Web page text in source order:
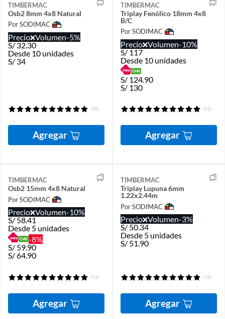
TIMBERMAC
Osb2 8mm 4x8 Natural
Por SODIMAC
Precio Volumen-5%
S/32.30
Desde 10 unidades
S/ 34
(20)
Agregar
TIMBERMAC
Triplay Fenólico 18mm 4x8
B/C
Por SODIMAC
Precio Volumen-10%
S/117
Desde 10 unidades
S/ 124.90
S/ 130
(11)
Agregar
TIMBERMAC
Osb2 15mm 4x8 Natural
Por SODIMAC
Precio Volumen-10%
S/58.41
Desde 5 unidades
-8%
S/ 59.90
S/64.90
(11)
Agregar
TIMBERMAC
Triplay Lupuna 6mm
1.22x2.44m
Por SODIMAC
Precio Volumen-3%
S/50.34
Desde 5 unidades
S/ 51.90
(12)
Agregar